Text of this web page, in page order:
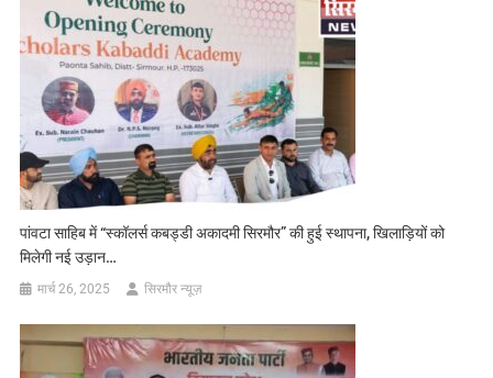
पांवटा साहिब में “स्कॉलर्स कबड्डी अकादमी सिरमौर” की हुई स्थापना, खिलाड़ियों को
मिलेगी नई उड़ान…
मार्च 26, 2025 सिरमौर न्यूज़